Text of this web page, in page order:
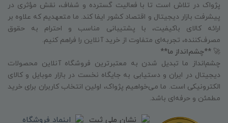
پژواک در تلاش است تا با فعالیت گسترده و شفاف، نقش مؤثری در
پیشرفت بازار دیجیتال و اقتصاد کشور ایفا کند. ما متعهدیم که علاوه بر
ارائه کالای باکیفیت، با پشتیبانی مناسب و احترام به حقوق
مصرف‌کننده، تجربه‌ای متفاوت از خرید آنلاین را فراهم کنیم.
🚀 **چشم‌انداز ما**
چشم‌انداز ما تبدیل شدن به معتبرترین فروشگاه آنلاین محصولات
دیجیتال در ایران و دستیابی به جایگاه نخست در بازار موبایل و کالای
الکترونیکی است. ما می‌خواهیم پژواک، اولین انتخاب کاربران برای خرید
مطمئن و حرفه‌ای باشد.